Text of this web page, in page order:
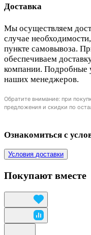
Доставка
Мы осуществляем
случае
пункте самовывоза.
обеспечиваем
компании. Подробные
наших менеджеров.
Обратите внимание: при
предложения и скидки по
Ознакомиться с
Условия доставки
Покупают вместе